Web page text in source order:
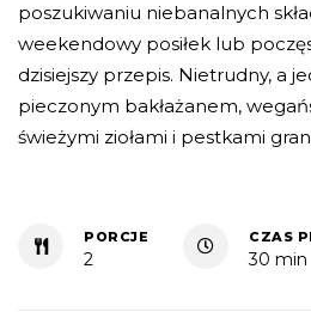
poszukiwaniu niebanalnych
weekendowy posiłek lub
dzisiejszy przepis. Nietrudny, a
pieczonym bakłażanem,
świeżymi ziołami i pestkami
PORCJE
2
CZAS
30 min